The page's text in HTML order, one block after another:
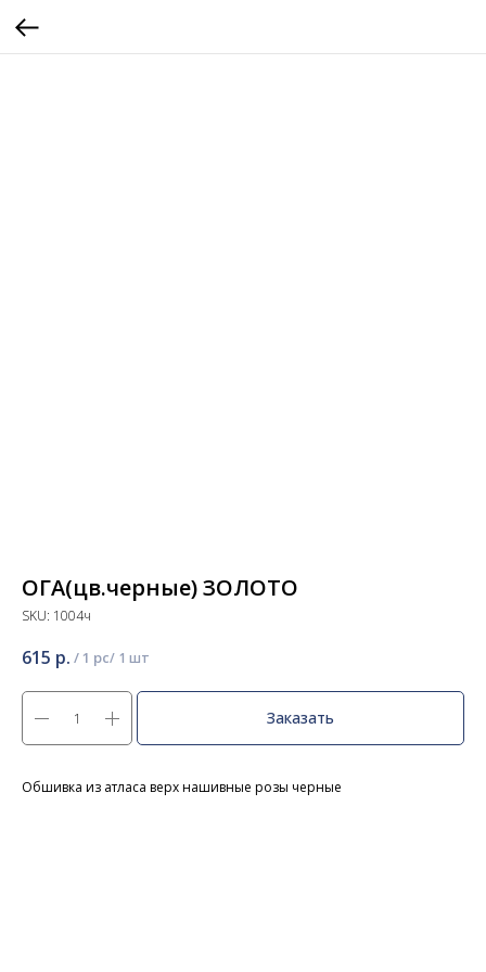
ОГА(цв.черные) ЗОЛОТО
SKU: 1004ч
615 р. / 1 pc
Заказать
Обшивка из атласа верх нашивные розы черные